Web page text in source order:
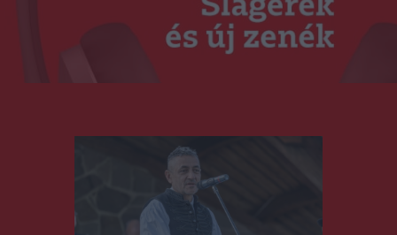
Duma Duba
Podcast és videók
Stáb